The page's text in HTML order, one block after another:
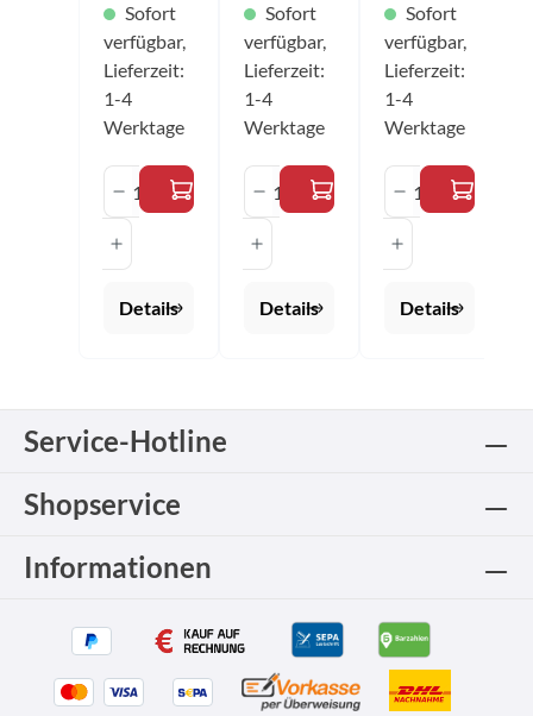
Sofort
verfügbar,
Lieferzeit:
1-4
Werktage
Produkt Anzahl: Gib den
Details
Sofort
verfügbar,
Lieferzeit:
1-4
Werktage
Produkt Anzahl: Gib
Details
Sofort
verfügbar,
Lieferzeit:
1-4
Werktage
Produkt
Details
Service-Hotline
Shopservice
Informationen